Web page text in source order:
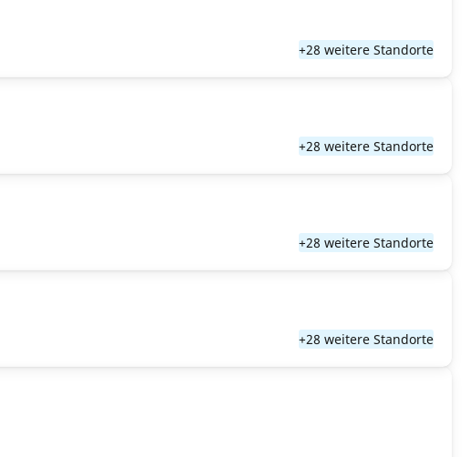
+28 weitere Standorte
+28 weitere Standorte
+28 weitere Standorte
+28 weitere Standorte